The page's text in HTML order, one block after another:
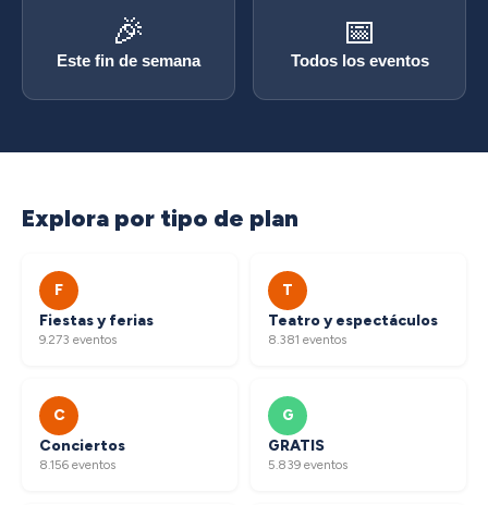
🎉
Este fin de semana
📅
Todos los eventos
Explora por tipo de plan
F
Fiestas y ferias
9.273 eventos
T
Teatro y espectáculos
8.381 eventos
C
Conciertos
8.156 eventos
G
GRATIS
5.839 eventos